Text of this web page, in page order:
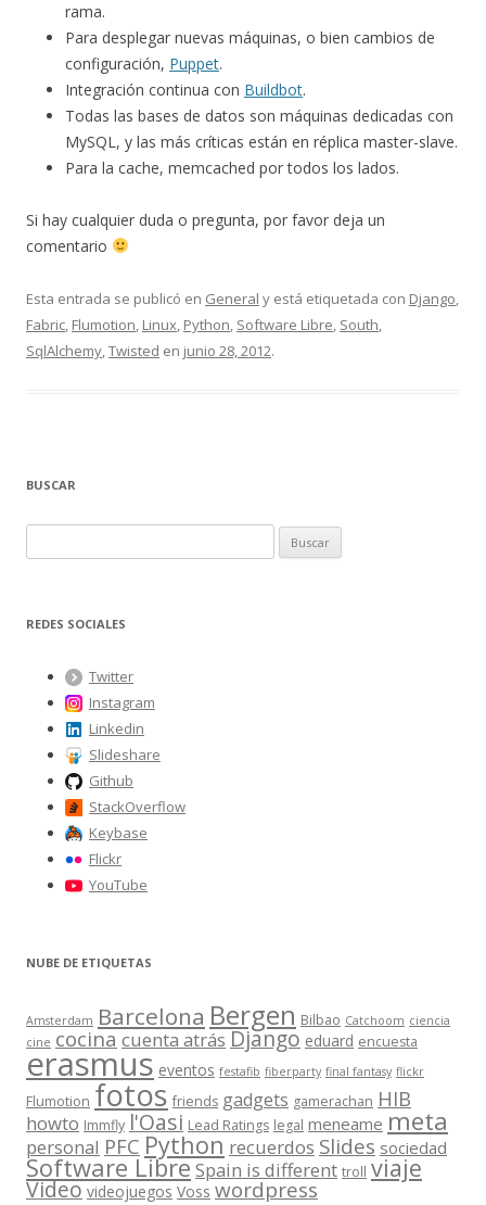
rama.
Para desplegar nuevas máquinas, o bien cambios de
configuración, Puppet.
Integración continua con Buildbot.
Todas las bases de datos son máquinas dedicadas con
MySQL, y las más críticas están en réplica master-slave.
Para la cache, memcached por todos los lados.
Si hay cualquier duda o pregunta, por favor deja un
comentario
Esta entrada se publicó en General y está etiquetada con Django,
Fabric, Flumotion, Linux, Python, Software Libre, South,
SqlAlchemy,Twisted en junio 28, 2012.
BUSCAR
u
c
REDES SOCIALES
Twitter
Instagram
Linkedin
Slideshare
Github
StackOverflow
Keybase
Flickr
YouTube
NUBE DE ETIQUETAS
Amsterdam Barcelona Bergen Bilbao Catchoom ciencia
cine cocinacuenta atrás Django eduard encuesta
erasmus eventos festafib fiberparty final fantasy flickr
Flumotion fotos friends gadgets gamerachan HIB
howto Immfly l'Oasi Lead Ratings legal meneame meta
personal PFC Python recuerdos Slides sociedad
Software LibreSpain is different troll viaje
Video videojuegos Voss wordpress